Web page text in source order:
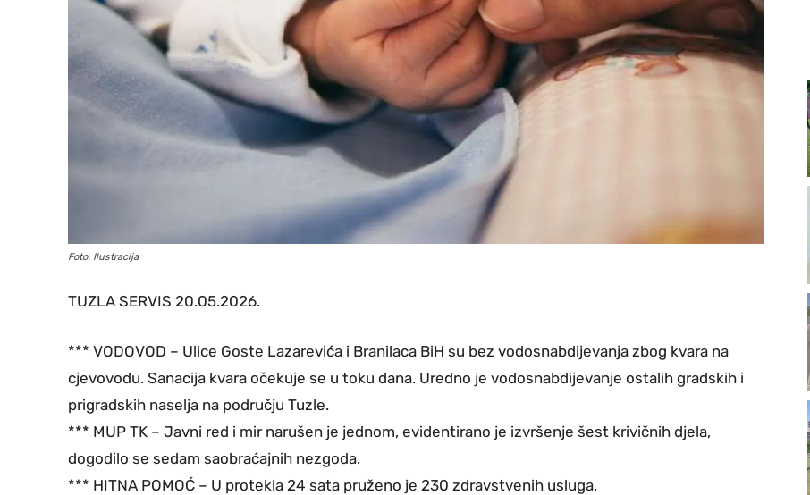
Foto: Ilustracija
TUZLA SERVIS 20.05.2026.
*** VODOVOD – Ulice Goste Lazarevića i Branilaca BiH su bez vodosnabdijevanja zbog kvara na
cjevovodu. Sanacija kvara očekuje se u toku dana. Uredno je vodosnabdijevanje ostalih gradskih i
prigradskih naselja na području Tuzle.
*** MUP TK – Javni red i mir narušen je jednom, evidentirano je izvršenje šest krivičnih djela,
dogodilo se sedam saobraćajnih nezgoda.
*** HITNA POMOĆ – U protekla 24 sata pruženo je 230 zdravstvenih usluga.